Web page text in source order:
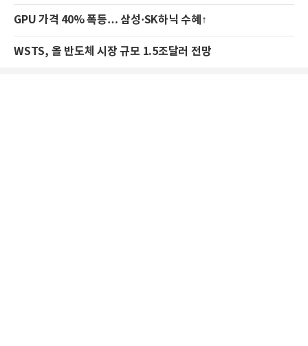
GPU 가격 40% 폭등… 삼성·SK하닉 수혜↑
WSTS, 올 반도체 시장 규모 1.5조달러 전망